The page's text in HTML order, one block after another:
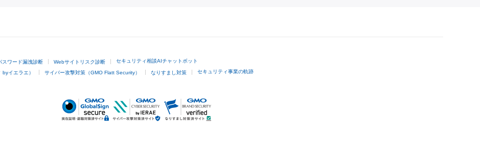
スワード漏洩診断 Webサイトリスク診断 セキュリティ相談AIチャットボット
イエラエ） サイバー攻撃対策（GMO Flatt Security） なりすまし対策 セキュリティ事業の軌跡